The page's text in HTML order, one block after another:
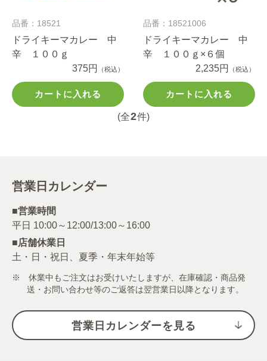
品番：18521
ドライキーマカレー 中
辛 １００ｇ
375円
（税込）
カートに入れる
品番：18521006
ドライキーマカレー 中
辛 １００ｇ×６個
2,235円
（税込）
カートに入れる
(全2件)
営業日カレンダー
■営業時間
■店舗休業日
土・日・祝日、夏季・年末年始等
※ 休業中もご注文はお受けいたしますが、在庫確認・商品発
送・お問い合わせ等のご返答は翌営業日以降となります。
営業日カレンダーを見る